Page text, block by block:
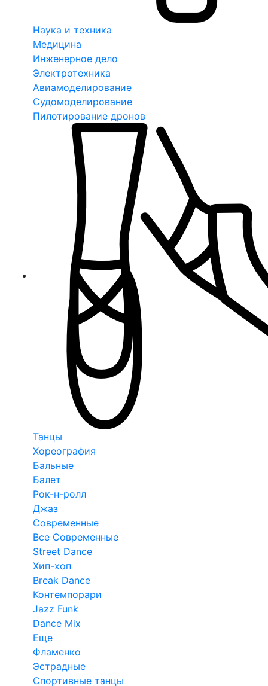
Наука и техника
Медицина
Инженерное дело
Электротехника
Авиамоделирование
Судомоделирование
Пилотирование дронов
Танцы
Хореография
Бальные
Балет
Рок-н-ролл
Джаз
Современные
Все Современные
Street Dance
Хип-хоп
Break Dance
Контемпорари
Jazz Funk
Dance Mix
Еще
Фламенко
Эстрадные
Спортивные танцы